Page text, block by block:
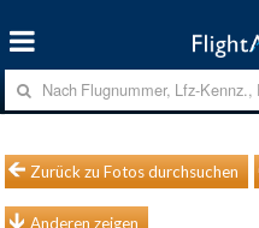
Zurück zu Fotos durchsuchen
Anderen zeigen